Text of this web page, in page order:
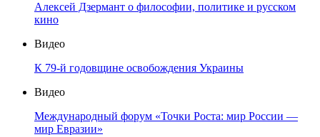
Алексей Дзермант о философии, политике и русском
кино
Видео
К 79-й годовщине освобождения Украины
Видео
Международный форум «Точки Роста: мир России —
мир Евразии»